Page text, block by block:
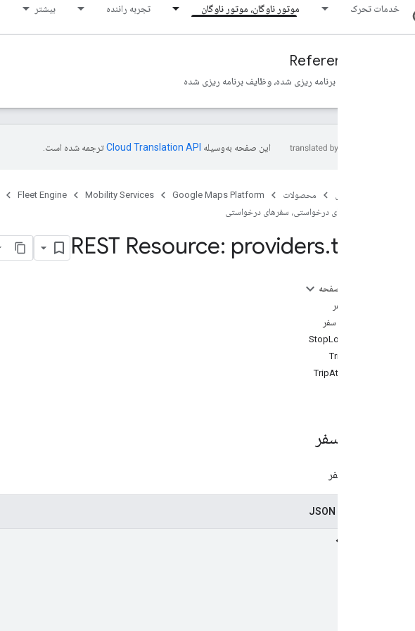
خدمات تحرک موتور ناوگان، موتور ناوگان تجربه راننده بیشتر
Reference
وظایف برنامه ریزی شده، وظایف برنامه ریزی شده
این صفحه به‌وسیله ترجمه شده است.
صفحه اصلی محصولات Google Maps Platform
Mobility Services
Fleet Engine
سفرهای درخواستی، سفرهای درخواستی
REST Resource: providers.trips
در این صفحه
منبع: سفر
وضعیت سفر
StopLocation
TripView
TripAttribute
منبع: سفر
فراداده سفر